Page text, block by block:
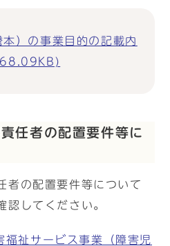
）の事業目的の記載内
任者の配置要件等に
者の配置要件等について
認してください。
福祉サービス事業（障害児